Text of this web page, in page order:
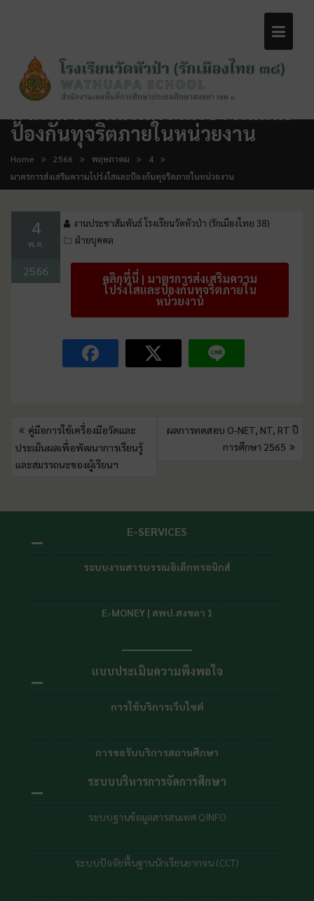
ป้องกันทุจริตภายในหน่วยงาน
Home 2566 พฤษภาคม
4
มาตรการส่งเสริมความโปร่งใสและป้องกันทุจริตภายในหน่วยงาน
4
พ.ค.
2566
งานประชาสัมพันธ์ โรงเรียนวัดหัวป่า (รักเมืองไทย 38)
ฝ่ายบุคคล
คลิกที่นี่ | มาตรการส่งเสริมความ
โปร่งใสและป้องกันทุจริตภายใน
หน่วยงาน
คู่มือการใช้เครื่องมือวัดและ
ประเมินผลเพื่อพัฒนาการเรียนรู้
และสมรรถนะของผู้เรียนฯ
ผลการทดสอบ O-NET, NT, RT ปี
การศึกษา 2565
E-SERVICES
ระบบงานสารบรรณอิเล็กทรอนิกส์
E-MONEY | สพป.สงขลา 1
แบบประเมินความพึงพอใจ
การใช้บริการเว็บไซต์
การขอรับบริการสถานศึกษา
ระบบบริหารการจัดการศึกษา
ระบบฐานข้อมูลสารสนเทศ QINFO
ระบบปัจจัยพื้นฐานนักเรียนยากจน (CCT)